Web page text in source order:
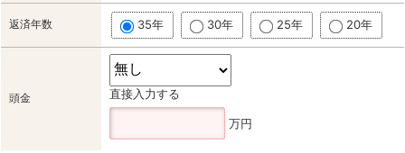
返済年数 35年 30年 25年 20年
頭金 直接入力する
万円